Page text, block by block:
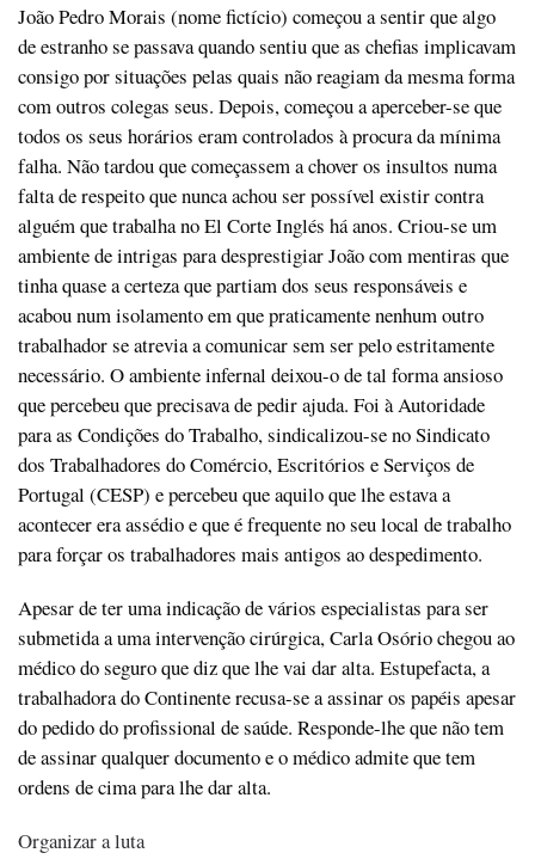
João Pedro Morais (nome fictício) começou a sentir que algo
de estranho se passava quando sentiu que as chefias implicavam
consigo por situações pelas quais não reagiam da mesma forma
com outros colegas seus. Depois, começou a aperceber-se que
todos os seus horários eram controlados à procura da mínima
falha. Não tardou que começassem a chover os insultos numa
falta de respeito que nunca achou ser possível existir contra
alguém que trabalha no El Corte Inglés há anos. Criou-se um
ambiente de intrigas para desprestigiar João com mentiras que
tinha quase a certeza que partiam dos seus responsáveis e
acabou num isolamento em que praticamente nenhum outro
trabalhador se atrevia a comunicar sem ser pelo estritamente
necessário. O ambiente infernal deixou-o de tal forma ansioso
que percebeu que precisava de pedir ajuda. Foi à Autoridade
para as Condições do Trabalho, sindicalizou-se no Sindicato
dos Trabalhadores do Comércio, Escritórios e Serviços de
Portugal (CESP) e percebeu que aquilo que lhe estava a
acontecer era assédio e que é frequente no seu local de trabalho
para forçar os trabalhadores mais antigos ao despedimento.
Apesar de ter uma indicação de vários especialistas para ser
submetida a uma intervenção cirúrgica, Carla Osório chegou ao
médico do seguro que diz que lhe vai dar alta. Estupefacta, a
trabalhadora do Continente recusa-se a assinar os papéis apesar
do pedido do profissional de saúde. Responde-lhe que não tem
de assinar qualquer documento e o médico admite que tem
ordens de cima para lhe dar alta.
Organizar a luta